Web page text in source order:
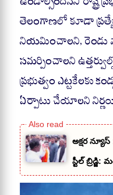
తెలంగాణలో కూడా
నియమించాలని, రెండు
సమర్పించాలని
ప్రభుత్వం ఎట్టకేలకు
ఏర్పాటు చేయాలని
అక్షర
స్టీల్ బ్రిడ్జి: